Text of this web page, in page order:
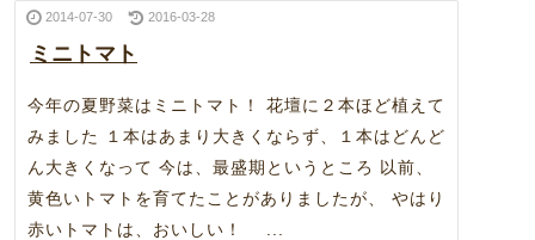
2014-07-30 2016-03-28
ミニトマト
今年の夏野菜はミニトマト！ 花壇に２本ほど植えて
みました １本はあまり大きくならず、１本はどんど
ん大きくなって 今は、最盛期というところ 以前、
黄色いトマトを育てたことがありましたが、 やはり
赤いトマトは、おいしい！ ...